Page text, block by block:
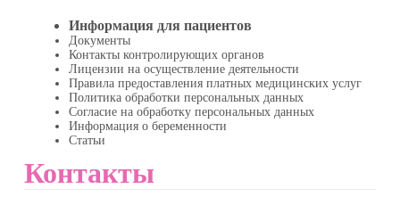
Информация для пациентов
Документы
Контакты контролирующих органов
Лицензии на осуществление деятельности
Правила предоставления платных медицинских услуг
Политика обработки персональных данных
Согласие на обработку персональных данных
Информация о беременности
Статьи
Контакты